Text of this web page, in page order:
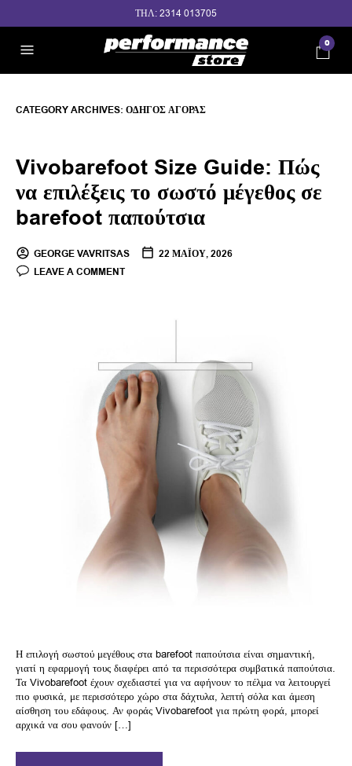
ΤΗΛ: 2314 013705
0
CATEGORY ARCHIVES: ΟΔΗΓΌΣ ΑΓΟΡΆΣ
Vivobarefoot Size Guide: Πώς
να επιλέξεις το σωστό μέγεθος σε
barefoot παπούτσια
GEORGE VAVRITSAS
22 ΜΑΪ́ΟΥ, 2026
LEAVE A COMMENT
Η επιλογή σωστού μεγέθους στα barefoot παπούτσια είναι σημαντική,
γιατί η εφαρμογή τους διαφέρει από τα περισσότερα συμβατικά παπούτσια.
Τα Vivobarefoot έχουν σχεδιαστεί για να αφήνουν το πέλμα να λειτουργεί
πιο φυσικά, με περισσότερο χώρο στα δάχτυλα, λεπτή σόλα και άμεση
αίσθηση του εδάφους. Αν φοράς Vivobarefoot για πρώτη φορά, μπορεί
αρχικά να σου φανούν […]